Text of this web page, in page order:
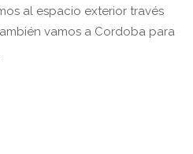
al espacio exterior través
vamos a Cordoba para